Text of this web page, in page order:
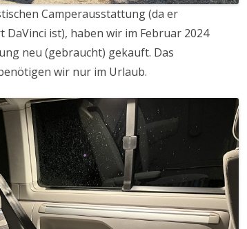
Camperausstattung (da er
ist), haben wir im Februar 2024
neu (gebraucht) gekauft. Das
wir nur im Urlaub.